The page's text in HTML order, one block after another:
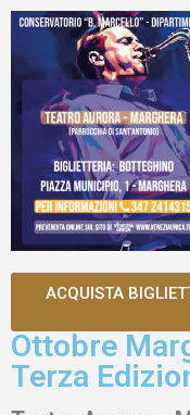
ACQUISTA
Ottobre
Terza